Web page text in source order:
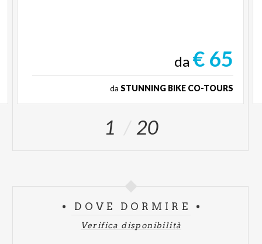
da € 65
da STUNNING BIKE CO-TOURS
1 20
DOVE DORMIRE
Verifica disponibilità